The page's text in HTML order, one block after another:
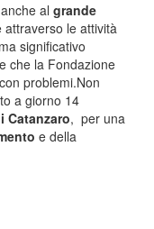
al grande
attraverso le attività
significativo
che la Fondazione
problemi.Non
a giorno 14
Catanzaro, per una
e della